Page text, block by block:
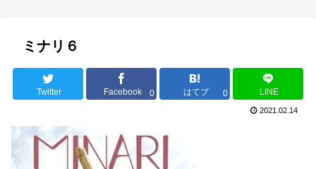
ミナリ６
Twitter Facebook 0 はてブ 0 LINE
2021.02.14